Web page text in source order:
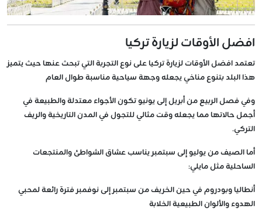
افضل الأوقات لزيارة تركيا
تعتمد افضل الأوقات لزيارة تركيا على نوع التجربة التي تبحث عنها حيث يتميز
هذا البلد بتنوع مناخي يجعله وجهة سياحية مناسبة طوال العام
وفي فصل الربيع من أبريل إلى يونيو تكون الأجواء معتدلة والطبيعة في
أجمل حالاتها مما يجعله وقت مثالي للتجول في المدن التاريخية والريف
التركي.
أما الصيف من يوليو إلى سبتمبر يناسب عشاق الشواطئ والمنتجعات
الساحلية مثل مايلي:
أنطاليا وبودروم في حين الخريف من سبتمبر إلى نوفمبر فترة رائعة لمحبي
الهدوء والألوان الطبيعية الخلابة